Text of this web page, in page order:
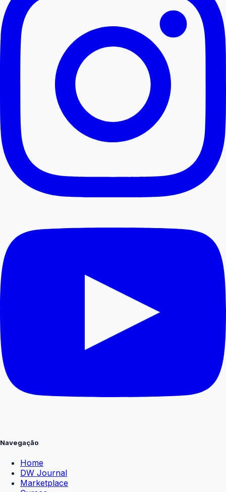
Navegação
Home
DW Journal
Marketplace